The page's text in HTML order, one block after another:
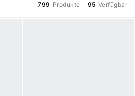
799 Produkte 95 Verfügbar